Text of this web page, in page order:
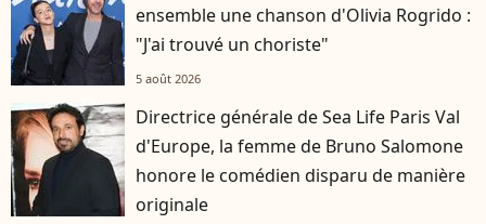
ensemble une chanson d'Olivia Rogrido :
"J'ai trouvé un choriste"
5 août 2026
Directrice générale de Sea Life Paris Val
d'Europe, la femme de Bruno Salomone
honore le comédien disparu de manière
originale